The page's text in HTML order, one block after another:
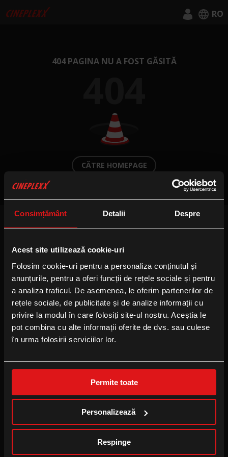
Consimțământ Detalii Despre
Acest site utilizează cookie-uri
Folosim cookie-uri pentru a personaliza conținutul și
anunțurile, pentru a oferi funcții de rețele sociale și pentru
a analiza traficul. De asemenea, le oferim partenerilor de
rețele sociale, de publicitate și de analize informații cu
privire la modul în care folosiți site-ul nostru. Aceștia le
pot combina cu alte informații oferite de dvs. sau culese
în urma folosirii serviciilor lor.
Permite toate
Personalizează
Respinge
RO
Română
404 PAGINA NU A FOST GĂSITĂ
CĂTRE HOMEPAGE
Facebook
Instagram
YouTube
TikTok
B2B
Publicitate la cinema
Cinema pentru școală
CINEPLEXX APPS